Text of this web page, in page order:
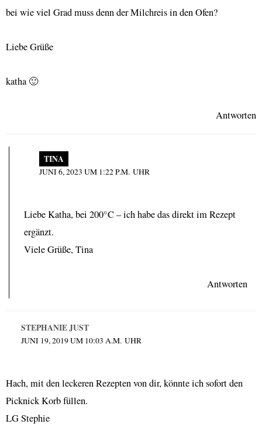
bei wie viel Grad muss denn der Milchreis in den Ofen?
Liebe Grüße
katha 🙂
Antworten
TINA
JUNI 6, 2023 UM 1:22 P.M. UHR
Liebe Katha, bei 200°C – ich habe das direkt im Rezept
ergänzt.
Viele Grüße, Tina
Antworten
STEPHANIE JUST
JUNI 19, 2019 UM 10:03 A.M. UHR
Hach, mit den leckeren Rezepten von dir, könnte ich sofort den
Picknick Korb füllen.
LG Stephie